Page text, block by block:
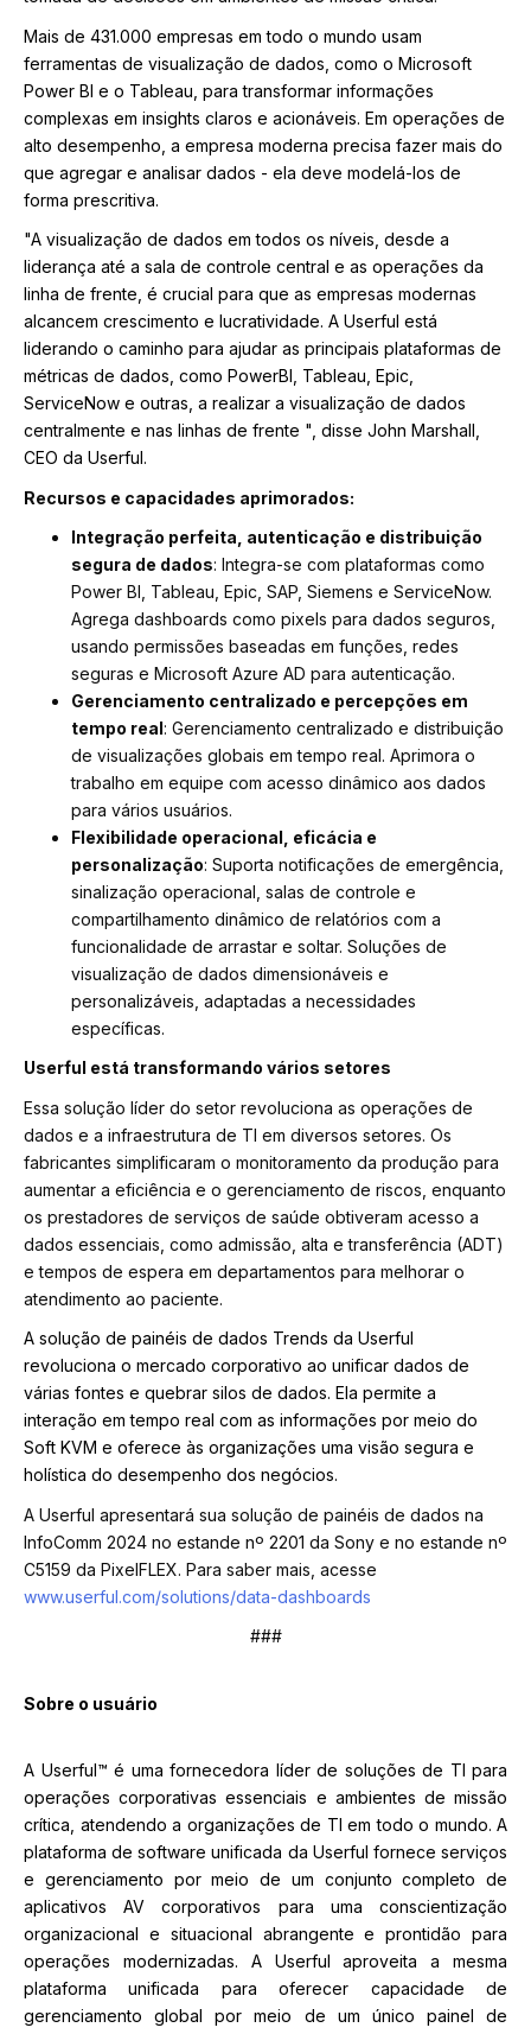
Mais de 431.000 empresas em todo o mundo usam
ferramentas de visualização de dados, como o Microsoft
Power BI e o Tableau, para transformar informações
complexas em insights claros e acionáveis. Em operações de
alto desempenho, a empresa moderna precisa fazer mais do
que agregar e analisar dados - ela deve modelá-los de
forma prescritiva.
"A visualização de dados em todos os níveis, desde a
liderança até a sala de controle central e as operações da
linha de frente, é crucial para que as empresas modernas
alcancem crescimento e lucratividade. A Userful está
liderando o caminho para ajudar as principais plataformas de
métricas de dados, como PowerBI, Tableau, Epic,
ServiceNow e outras, a realizar a visualização de dados
centralmente e nas linhas de frente ", disse John Marshall,
CEO da Userful.
Recursos e capacidades aprimorados:
Integração perfeita, autenticação e distribuição
segura de dados: Integra-se com plataformas como
Power BI, Tableau, Epic, SAP, Siemens e ServiceNow.
Agrega dashboards como pixels para dados seguros,
usando permissões baseadas em funções, redes
seguras e Microsoft Azure AD para autenticação.
Gerenciamento centralizado e percepções em
tempo real: Gerenciamento centralizado e distribuição
de visualizações globais em tempo real. Aprimora o
trabalho em equipe com acesso dinâmico aos dados
para vários usuários.
Flexibilidade operacional, eficácia e
personalização: Suporta notificações de emergência,
sinalização operacional, salas de controle e
compartilhamento dinâmico de relatórios com a
funcionalidade de arrastar e soltar. Soluções de
visualização de dados dimensionáveis e
personalizáveis, adaptadas a necessidades
específicas.
Userful está transformando vários setores
Essa solução líder do setor revoluciona as operações de
dados e a infraestrutura de TI em diversos setores. Os
fabricantes simplificaram o monitoramento da produção para
aumentar a eficiência e o gerenciamento de riscos, enquanto
os prestadores de serviços de saúde obtiveram acesso a
dados essenciais, como admissão, alta e transferência (ADT)
e tempos de espera em departamentos para melhorar o
atendimento ao paciente.
A solução de painéis de dados Trends da Userful
revoluciona o mercado corporativo ao unificar dados de
várias fontes e quebrar silos de dados. Ela permite a
interação em tempo real com as informações por meio do
Soft KVM e oferece às organizações uma visão segura e
holística do desempenho dos negócios.
A Userful apresentará sua solução de painéis de dados na
InfoComm 2024 no estande nº 2201 da Sony e no estande nº
C5159 da PixelFLEX. Para saber mais, acesse
www.userful.com/solutions/data-dashboards
###
Sobre o usuário
A Userful™ é uma fornecedora líder de soluções de TI para
operações corporativas essenciais e ambientes de missão
crítica, atendendo a organizações de TI em todo o mundo. A
plataforma de software unificada da Userful fornece serviços
e gerenciamento por meio de um conjunto completo de
aplicativos AV corporativos para uma conscientização
organizacional e situacional abrangente e prontidão para
operações modernizadas. A Userful aproveita a mesma
plataforma unificada para oferecer capacidade de
gerenciamento global por meio de um único painel de